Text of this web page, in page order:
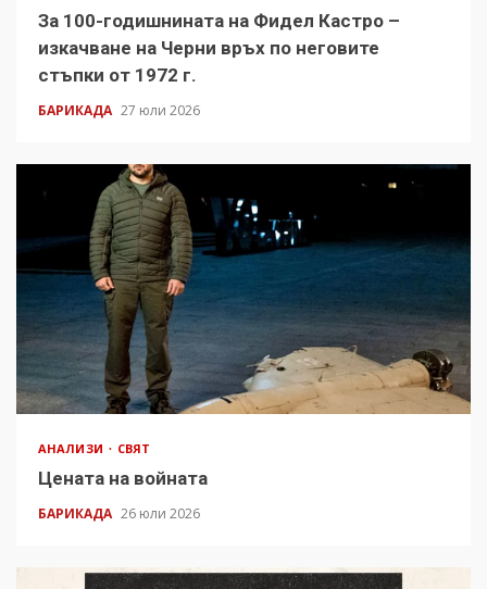
За 100-годишнината на Фидел Кастро –
изкачване на Черни връх по неговите
стъпки от 1972 г.
БАРИКАДА 27 юли 2026
АНАЛИЗИ СВЯТ
Цената на войната
БАРИКАДА 26 юли 2026